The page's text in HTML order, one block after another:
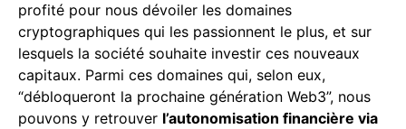
profité pour nous dévoiler les domaines
cryptographiques qui les passionnent le plus, et sur
lesquels la société souhaite investir ces nouveaux
capitaux. Parmi ces domaines qui, selon eux,
“débloqueront la prochaine génération Web3”, nous
pouvons y retrouver l’autonomisation financière via